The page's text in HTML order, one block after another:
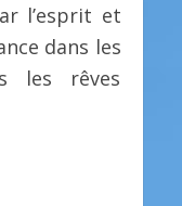
l’esprit et
dans les
les rêves